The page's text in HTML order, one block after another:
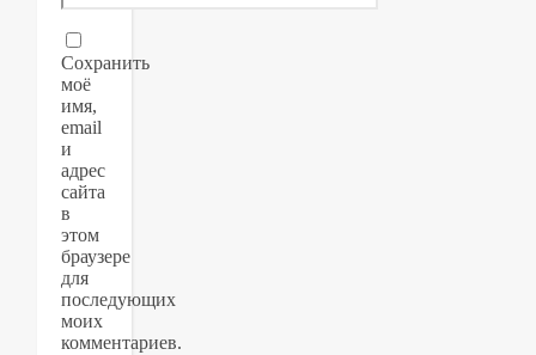
Сохранить
моё
имя,
email
и
адрес
сайта
в
этом
браузере
для
последующих
моих
комментариев.